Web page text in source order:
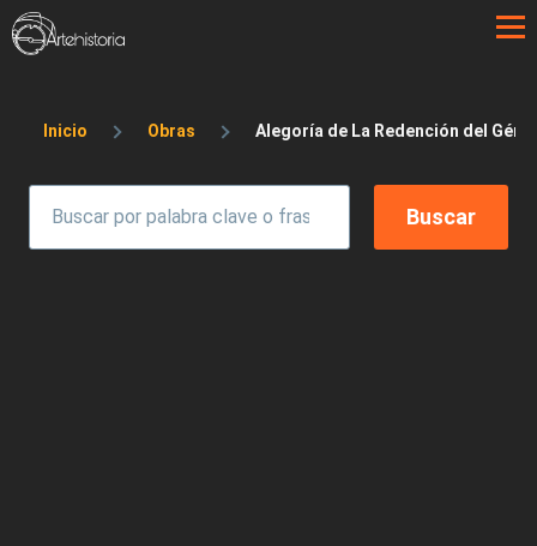
Pasar al contenido principal
Sobrescribir enlaces de ayuda a la
Inicio Obras Alegoría de La Redención del